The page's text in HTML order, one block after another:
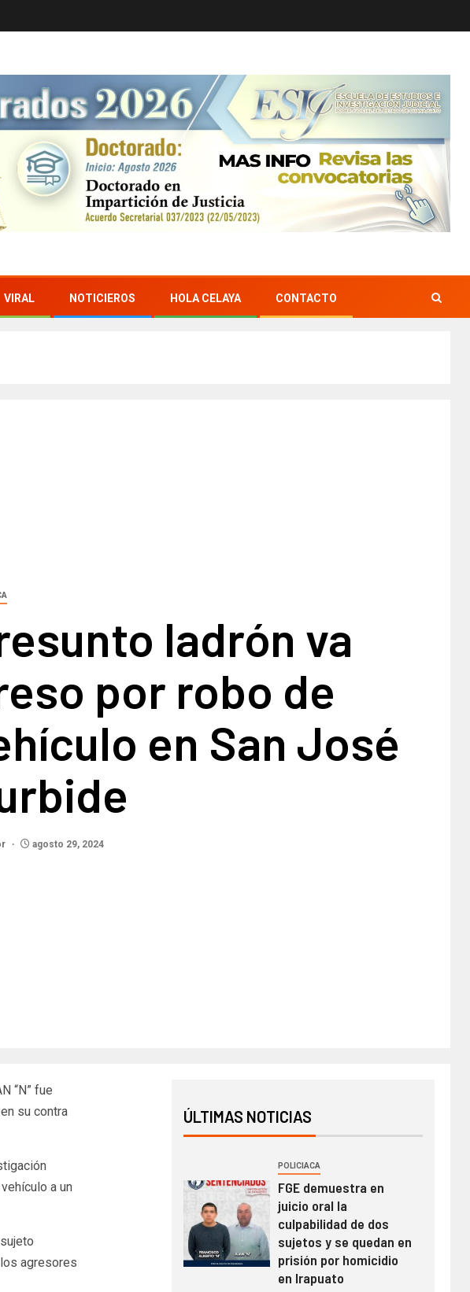
VIRAL NOTICIEROS HOLA CELAYA CONTACTO
ladrón va
por robo de
en San José
agosto 29, 2024
“N” fue
su contra
a un
agresores
ÚLTIMAS NOTICIAS
POLICIACA
FGE demuestra en
juicio oral la
culpabilidad de dos
sujetos y se quedan en
prisión por homicidio
en Irapuato